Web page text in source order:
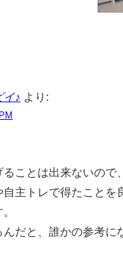
イ♪ より:
ことは出来ないので
自主トレで得たことを
んだと、誰かの参考に